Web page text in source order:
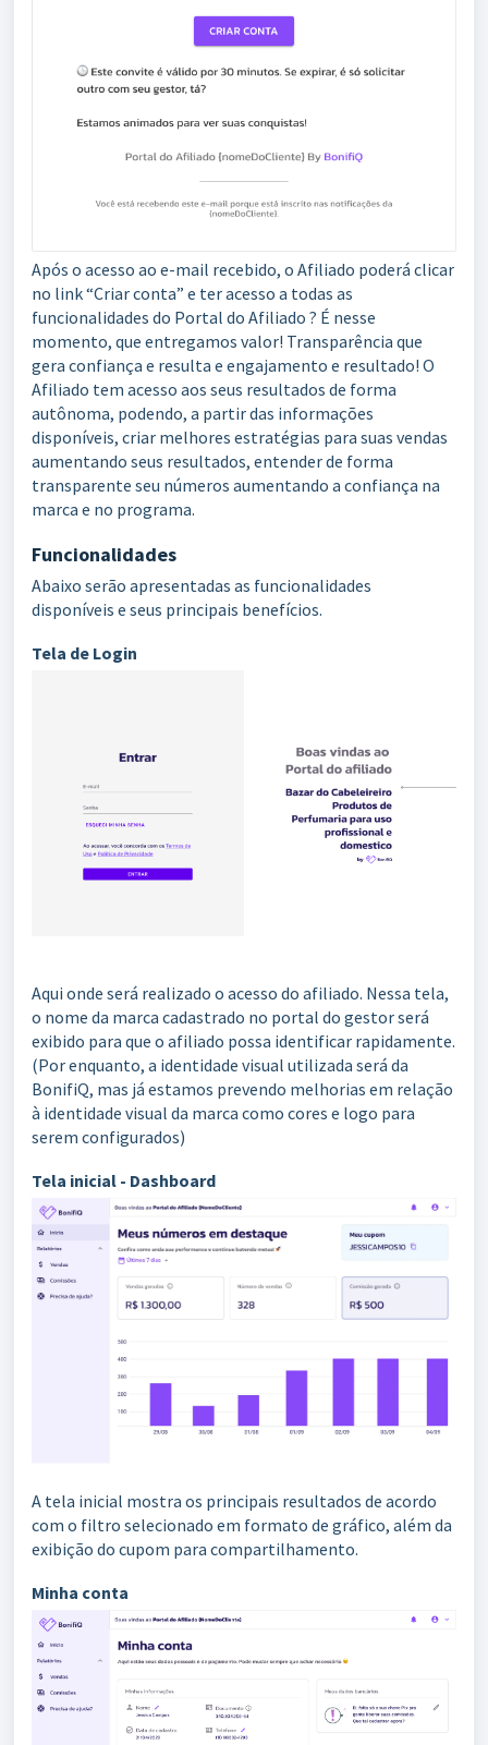
Após o acesso ao e-mail recebido, o Afiliado poderá clicar
no link “Criar conta” e ter acesso a todas as
funcionalidades do Portal do Afiliado ? É nesse
momento, que entregamos valor! Transparência que
gera confiança e resulta e engajamento e resultado! O
Afiliado tem acesso aos seus resultados de forma
autônoma, podendo, a partir das informações
disponíveis, criar melhores estratégias para suas vendas
aumentando seus resultados, entender de forma
transparente seu números aumentando a confiança na
marca e no programa.
Funcionalidades
Abaixo serão apresentadas as funcionalidades
disponíveis e seus principais benefícios.
Tela de Login
Aqui onde será realizado o acesso do afiliado. Nessa tela,
o nome da marca cadastrado no portal do gestor será
exibido para que o afiliado possa identificar rapidamente.
(Por enquanto, a identidade visual utilizada será da
BonifiQ, mas já estamos prevendo melhorias em relação
à identidade visual da marca como cores e logo para
serem configurados)
Tela inicial - Dashboard
A tela inicial mostra os principais resultados de acordo
com o filtro selecionado em formato de gráfico, além da
exibição do cupom para compartilhamento.
Minha conta